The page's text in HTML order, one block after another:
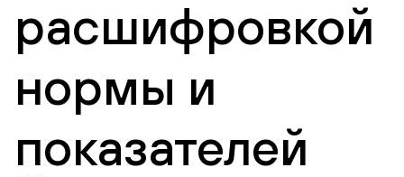
расшифровкой
нормы и
показателей